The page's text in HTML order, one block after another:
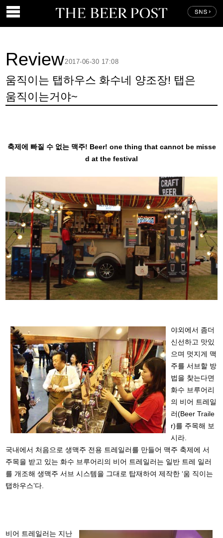
Review
움직이는 탭하우스 화수네 양조장! 탭은
움직이는거야~
2017-06-30 17:08
축제에 빠질 수 없는 맥주! Beer! one thing that cannot be misse
d at the festival
야외에서 좀더
신선하고 맛있
으며 멋지게 맥
주를 서브할 방
법을 찾는다면
화수 브루어리
의 비어 트레일
러(Beer Traile
r)를 주목해 보
시라.
국내에서 처음으로 생맥주 전용 트레일러를 만들어 맥주 축제에 서
주목을 받고 있는 화수 브루어리의 비어 트레일러는 일반 트레 일러
를 개조해 생맥주 서브 시스템을 그대로 탑재하여 제작한 ‘움 직이는
탭하우스’다.
비어 트레일러는 지난